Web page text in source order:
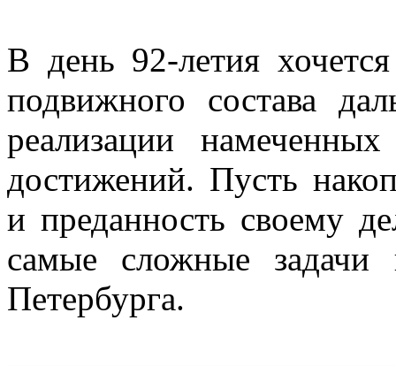
В день 92-летия
подвижного состава
реализации
достижений. Пусть
и преданность своему
самые сложные задачи
Петербурга.